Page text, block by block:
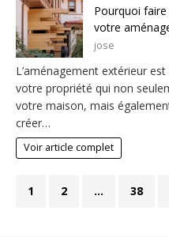
Pourquoi
votre
jose
L’aménagement extérieur
votre propriété qui non
votre maison, mais
créer…
Voir article complet
1 2 … 38